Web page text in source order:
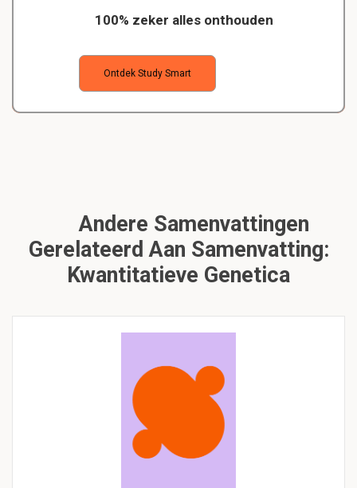
100% zeker alles onthouden
Ontdek Study Smart
Andere Samenvattingen
Gerelateerd Aan Samenvatting:
Kwantitatieve Genetica